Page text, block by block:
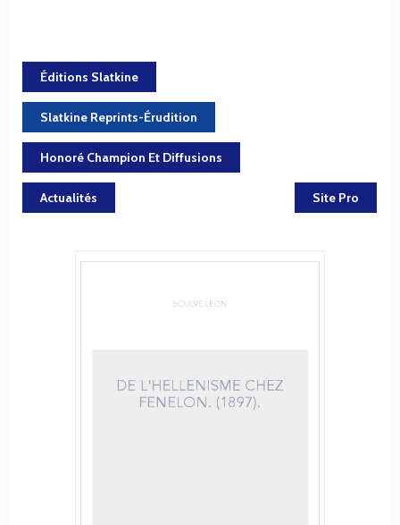
Éditions Slatkine
Slatkine Reprints-Érudition
Honoré Champion Et Diffusions
Actualités Site Pro